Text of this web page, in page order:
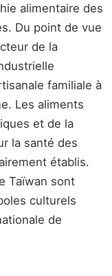
alimentaire des
Du point de vue
de la
familiale à
Les aliments
et de la
la santé des
établis.
Taïwan sont
culturels
de